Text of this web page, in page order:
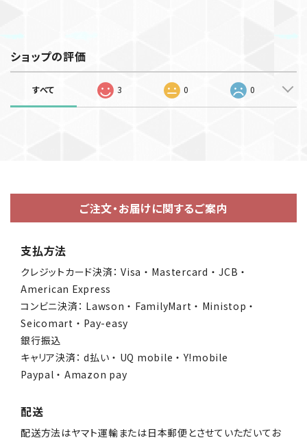
ショップの評価
すべて 3 0 0
ご注文・お届けに関するご案内
支払方法
クレジットカード決済： Visa ・ Mastercard ・ JCB ・
American Express
コンビニ決済： Lawson ・ FamilyMart ・ Ministop ・
Seicomart ・ Pay-easy
銀行振込
キャリア決済： d払い ・ UQ mobile ・ Y!mobile
Paypal ・ Amazon pay
配送
配送方法はヤマト運輸または日本郵便とさせていただいてお